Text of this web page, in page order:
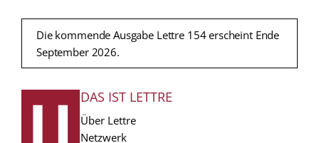
Die kommende Ausgabe Lettre 154 erscheint Ende
September 2026.
FUSSZEILE
DAS IST LETTRE
Über Lettre
Netzwerk